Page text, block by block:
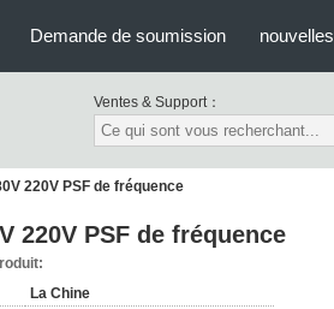
Demande de soumission nouvelles
Ventes & Support：
220V PSF de fréquence
220V PSF de fréquence
La Chine